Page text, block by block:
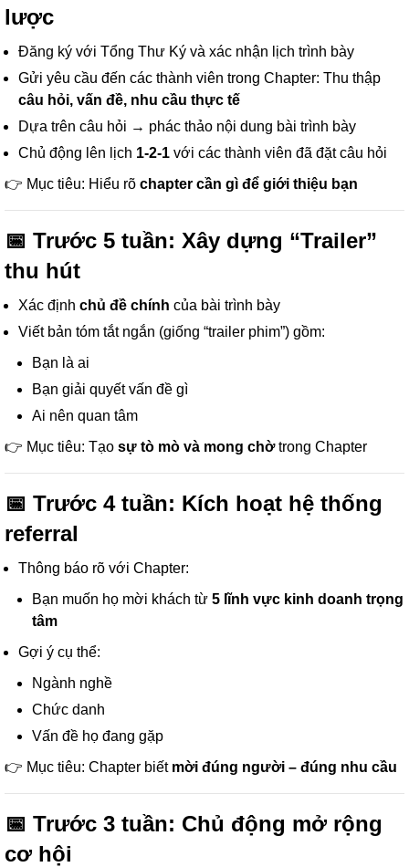
lược
Đăng ký với Tổng Thư Ký và xác nhận lịch trình bày
Gửi yêu cầu đến các thành viên trong Chapter: Thu thập
câu hỏi, vấn đề, nhu cầu thực tế
Dựa trên câu hỏi → phác thảo nội dung bài trình bày
Chủ động lên lịch 1-2-1 với các thành viên đã đặt câu hỏi
👉 Mục tiêu: Hiểu rõ chapter cần gì để giới thiệu bạn
📅 Trước 5 tuần: Xây dựng “Trailer”
thu hút
Xác định chủ đề chính của bài trình bày
Viết bản tóm tắt ngắn (giống “trailer phim”) gồm:
Bạn là ai
Bạn giải quyết vấn đề gì
Ai nên quan tâm
👉 Mục tiêu: Tạo sự tò mò và mong chờtrong Chapter
📅 Trước 4 tuần: Kích hoạt hệ thống
referral
Thông báo rõ với Chapter:
Bạn muốn họ mời khách từ 5 lĩnh vực kinh doanh trọng
tâm
Gợi ý cụ thể:
Ngành nghề
Chức danh
Vấn đề họ đang gặp
👉 Mục tiêu: Chapter biết mời đúng người – đúng nhu cầu
📅 Trước 3 tuần: Chủ động mở rộng
cơ hội